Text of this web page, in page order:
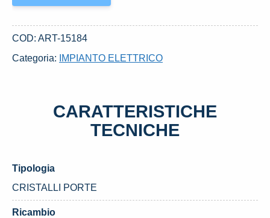
COD: ART-15184
Categoria:
IMPIANTO ELETTRICO
CARATTERISTICHE
TECNICHE
Tipologia
CRISTALLI PORTE
Ricambio